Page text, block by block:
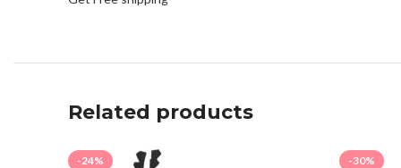
Related products
-24% -30%